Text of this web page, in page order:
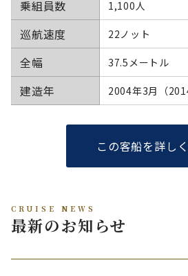
乗組員数 1,100人
巡航速度 22ノット
全幅 37.5メートル
建造年 2004年3月（
この客船を詳し
CRUISE NEWS
最新のお知らせ